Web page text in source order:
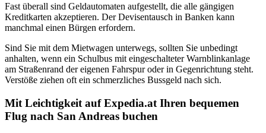
Fast überall sind Geldautomaten aufgestellt, die alle gängigen
Kreditkarten akzeptieren. Der Devisentausch in Banken kann
manchmal einen Bürgen erfordern.
Sind Sie mit dem Mietwagen unterwegs, sollten Sie unbedingt
anhalten, wenn ein Schulbus mit eingeschalteter Warnblinkanlage
am Straßenrand der eigenen Fahrspur oder in Gegenrichtung steht.
Verstöße ziehen oft ein schmerzliches Bussgeld nach sich.
Mit Leichtigkeit auf Expedia.at Ihren bequemen
Flug nach San Andreas buchen